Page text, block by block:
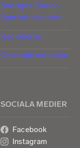
Sveriges Radios
Symfoniorkester
Radiokören
Östersjöfestivalen
SOCIALA MEDIER
Facebook
Instagram